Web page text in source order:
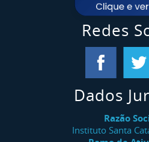
Redes
Dados
Razão
Instituto Santa